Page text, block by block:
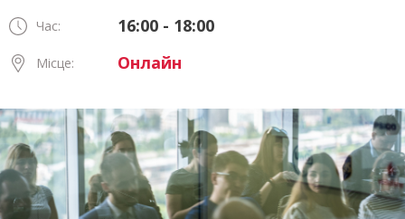
Час: 16:00 - 18:00
Місце: Онлайн